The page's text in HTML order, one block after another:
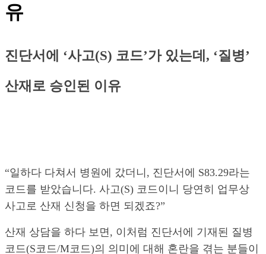
유
진단서에 ‘사고(S) 코드’가 있는데, ‘질병’
산재로 승인된 이유
“일하다 다쳐서 병원에 갔더니, 진단서에 S83.29라는
코드를 받았습니다. 사고(S) 코드이니 당연히 업무상
사고로 산재 신청을 하면 되겠죠?”
산재 상담을 하다 보면, 이처럼 진단서에 기재된 질병
코드(S코드/M코드)의 의미에 대해 혼란을 겪는 분들이